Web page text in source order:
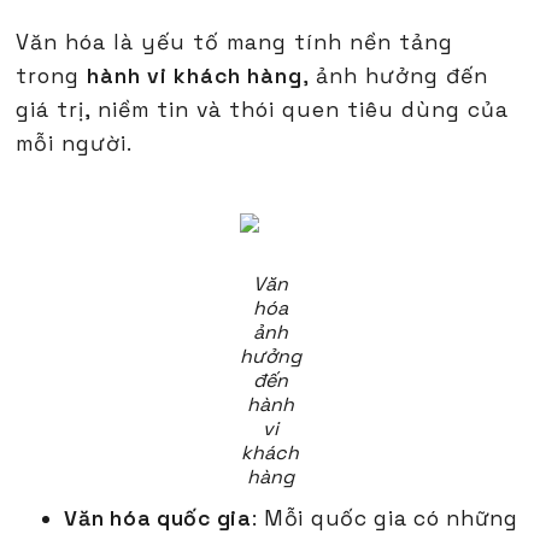
Văn hóa là yếu tố mang tính nền tảng
trong hành vi khách hàng, ảnh hưởng đến
giá trị, niềm tin và thói quen tiêu dùng của
mỗi người.
Văn
hóa
ảnh
hưởng
đến
hành
vi
khách
hàng
Văn hóa quốc gia: Mỗi quốc gia có những